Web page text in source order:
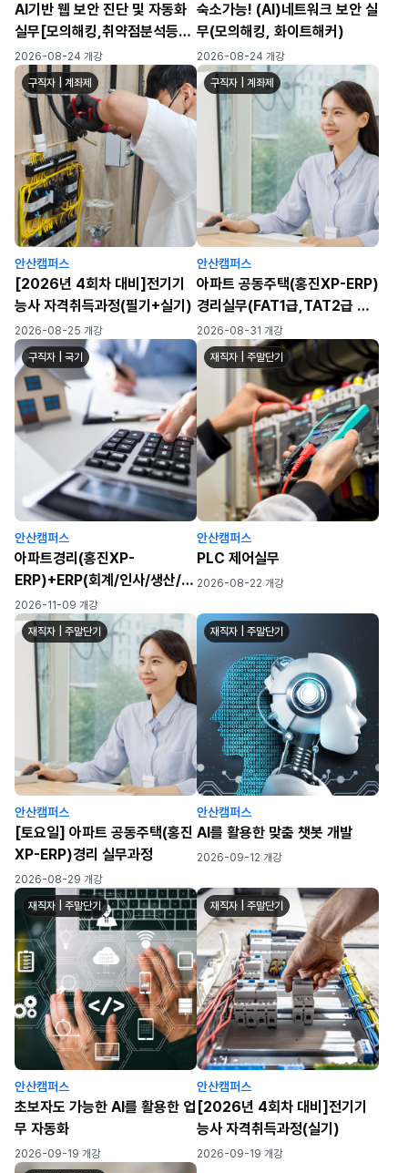
AI기반 웹 보안 진단 및 자동화
실무[모의해킹,취약점분석등]
취업캠프
2026-08-24 개강
숙소가능! (AI)네트워크 보안 실
무(모의해킹, 화이트해커)
2026-08-24 개강
구직자 | 계좌제
안산캠퍼스
[2026년 4회차 대비]전기기
능사 자격취득과정(필기+실기)
2026-08-25 개강
구직자 | 계좌제
안산캠퍼스
아파트 공동주택(홍진XP-ERP)
경리실무(FAT1급,TAT2급 자
격취득)
2026-08-31 개강
구직자 | 국기
안산캠퍼스
아파트경리(홍진XP-
ERP)+ERP(회계/인사/생산/물
류)+전산세무회계
2026-11-09 개강
재직자 | 주말단기
안산캠퍼스
PLC 제어실무
2026-08-22 개강
재직자 | 주말단기
안산캠퍼스
[토요일] 아파트 공동주택(홍진
XP-ERP)경리 실무과정
2026-08-29 개강
재직자 | 주말단기
안산캠퍼스
AI를 활용한 맞춤 챗봇 개발
2026-09-12 개강
재직자 | 주말단기
안산캠퍼스
초보자도 가능한 AI를 활용한 업
무 자동화
2026-09-19 개강
재직자 | 주말단기
안산캠퍼스
[2026년 4회차 대비]전기기
능사 자격취득과정(실기)
2026-09-19 개강